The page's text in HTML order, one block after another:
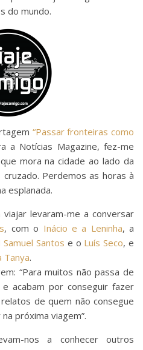
do mundo.
“Passar fronteiras como
a Notícias Magazine, fez-me
mora na cidade ao lado da
cruzado. Perdemos as horas à
esplanada.
levaram-me a conversar
, com o Inácio e a Leninha, a
Samuel Santos e o Luís Seco, e
Tanya.
“Para muitos não passa de
acabam por conseguir fazer
de quem não consegue
próxima viagem”.
nos a conhecer outros